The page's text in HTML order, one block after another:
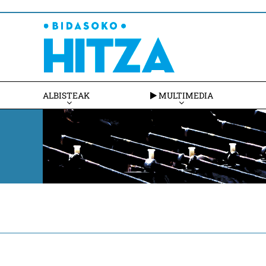
ALBISTEAK MULTIMEDIA